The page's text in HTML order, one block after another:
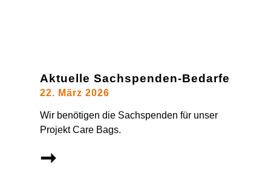
Aktuelle Sachspenden-Bedarfe
22. März 2026
Wir benötigen die Sachspenden für unser
Projekt Care Bags.
➞